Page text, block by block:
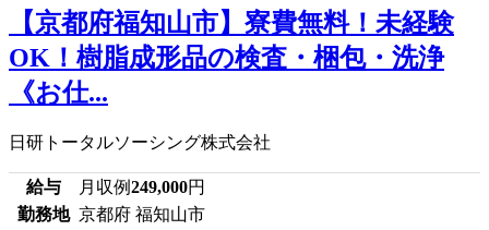
【京都府福知山市】寮費無料！未経験
OK！樹脂成形品の検査・梱包・洗浄
《お仕...
日研トータルソーシング株式会社
給与 月収例249,000円
勤務地 京都府 福知山市